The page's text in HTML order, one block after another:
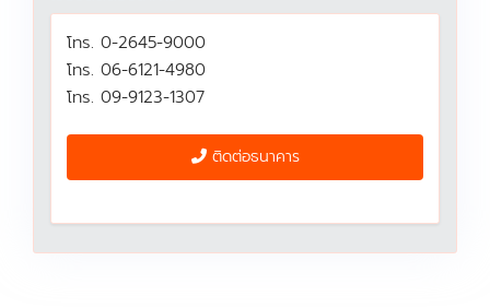
โทร. 0-2645-9000
โทร. 06-6121-4980
โทร. 09-9123-1307
ติดต่อธนาคาร